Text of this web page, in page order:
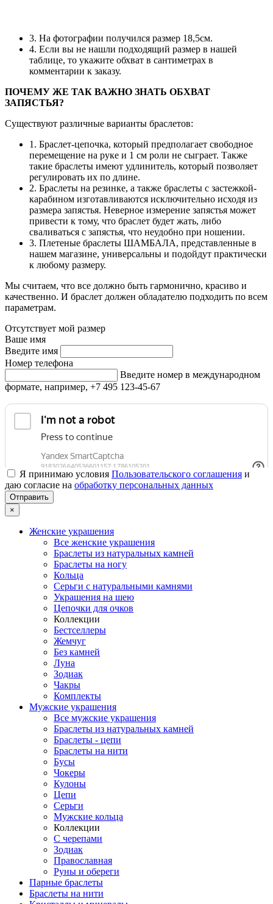
3. На фотографии получился размер 18,5см.
4. Если вы не нашли подходящий размер в нашей
таблице, то укажите обхват в сантиметрах в
комментарии к заказу.
ПОЧЕМУ ЖЕ ТАК ВАЖНО ЗНАТЬ ОБХВАТ
ЗАПЯСТЬЯ?
Существуют различные варианты браслетов:
1. Браслет-цепочка, который предполагает свободное
перемещение на руке и 1 см роли не сыграет. Также
такие браслеты имеют удлинитель, который позволяет
регулировать их по длине.
2. Браслеты на резинке, а также браслеты с застежкой-
карабином изготавливаются исключительно исходя из
размера запястья. Неверное измерение запястья может
привести к тому, что браслет будет жать, либо
сваливаться с запястья, что неудобно при ношении.
3. Плетеные браслеты ШАМБАЛА, представленные в
нашем магазине, универсальны и подойдут практически
к любому размеру.
Мы считаем, что все должно быть гармонично, красиво и
качественно. И браслет должен обладателю подходить по всем
параметрам.
Отсутствует мой размер
Ваше имя
Введите имя
Номер телефона
Введите номер в международном
формате, например, +7 495 123-45-67
Я принимаю условия Пользовательского соглашения и
даю согласие на обработку персональных данных
×
Женские украшения
Все женские украшения
Браслеты из натуральных камней
Браслеты на ногу
Кольца
Серьги с натуральными камнями
Украшения на шею
Цепочки для очков
Коллекции
Бестселлеры
Жемчуг
Без камней
Луна
Зодиак
Чакры
Комплекты
Мужские украшения
Все мужские украшения
Браслеты из натуральных камней
Браслеты - цепи
Браслеты на нити
Бусы
Чокеры
Кулоны
Цепи
Серьги
Мужские кольца
Коллекции
С черепами
Зодиак
Православная
Руны и обереги
Парные браслеты
Браслеты на нити